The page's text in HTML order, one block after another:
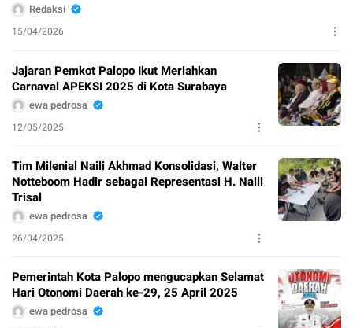
Redaksi
15/04/2026
Jajaran Pemkot Palopo Ikut Meriahkan
Carnaval APEKSI 2025 di Kota Surabaya
ewa pedrosa
12/05/2025
Tim Milenial Naili Akhmad Konsolidasi, Walter
Notteboom Hadir sebagai Representasi H. Naili
Trisal
ewa pedrosa
26/04/2025
Pemerintah Kota Palopo mengucapkan Selamat
Hari Otonomi Daerah ke-29, 25 April 2025
ewa pedrosa